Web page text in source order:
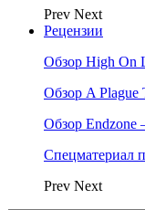
Prev Next
Рецензии
Обзор High On
Обзор A Plague
Обзор
Спецматериал
Prev Next